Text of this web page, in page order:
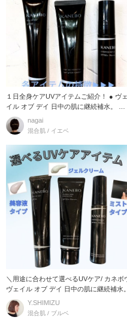
１日全身ケアUVアイテムご紹介！ ● ヴェ
イル オブ デイ 日中の肌に継続補水。 乾
燥を
nagai
混合肌 / イエベ
＼用途に合わせて選べるUVケア/ カネボウ
ヴェイル オブ デイ 日中の肌に継続補水。
Y.SHIMIZU
混合肌 / ブルベ